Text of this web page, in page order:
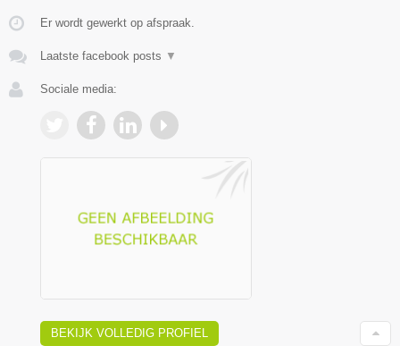
Er wordt gewerkt op afspraak.
Laatste facebook posts ▼
Sociale media:
BEKIJK VOLLEDIG PROFIEL